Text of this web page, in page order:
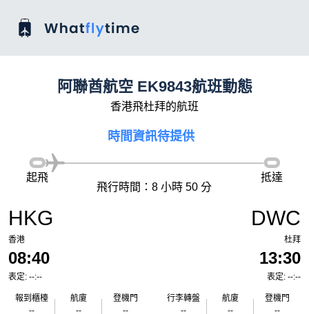
阿聯酋航空 EK9843航班動態
香港飛杜拜的航班
時間資訊待提供
HKG
香港
08:40
表定: --:--
報到櫃檯
--
航廈
--
登機門
--
起飛
飛行時間：8 小時 50 分
抵達
DWC
杜拜
13:30
表定: --:--
行李轉盤
--
航廈
--
登機門
--